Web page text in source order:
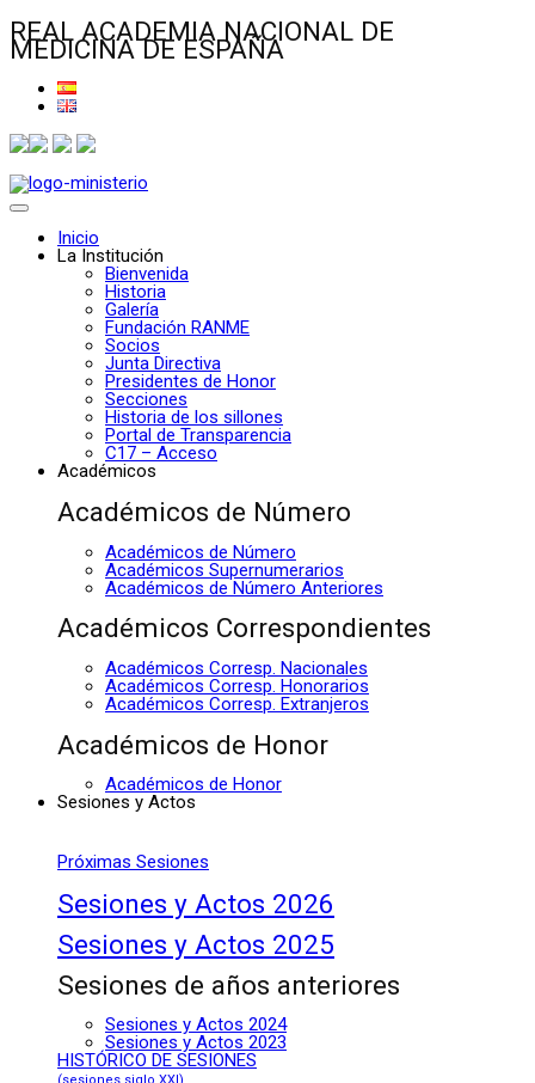
REAL ACADEMIA NACIONAL DE
MEDICINA DE ESPAÑA
Inicio
La Institución
Bienvenida
Historia
Galería
Fundación RANME
Socios
Junta Directiva
Presidentes de Honor
Secciones
Historia de los sillones
Portal de Transparencia
C17 – Acceso
Académicos
Académicos de Número
Académicos de Número
Académicos Supernumerarios
Académicos de Número Anteriores
Académicos Correspondientes
Académicos Corresp. Nacionales
Académicos Corresp. Honorarios
Académicos Corresp. Extranjeros
Académicos de Honor
Académicos de Honor
Sesiones y Actos
Próximas Sesiones
Sesiones y Actos 2026
Sesiones y Actos 2025
Sesiones de años anteriores
Sesiones y Actos 2024
Sesiones y Actos 2023
HISTÓRICO DE SESIONES